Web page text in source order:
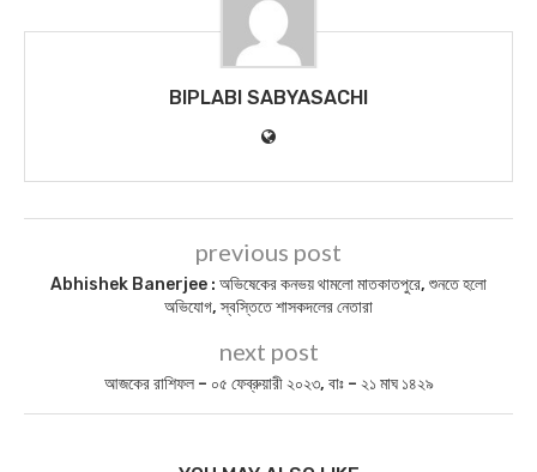
লাইক করুন আমাদের ফেসবুক
https://www.facebook.com/
Today News
You Might Also Like
আজকের পত্রিকা – ১৩ নভেম্বর ২০২৩, বাঃ – ২৬ কার্তিক ১৪৩০
আজকের পত্রিকা – ২৪ জুন ২০২৪, বাঃ – ০৯ আষাঢ় ১৪৩১